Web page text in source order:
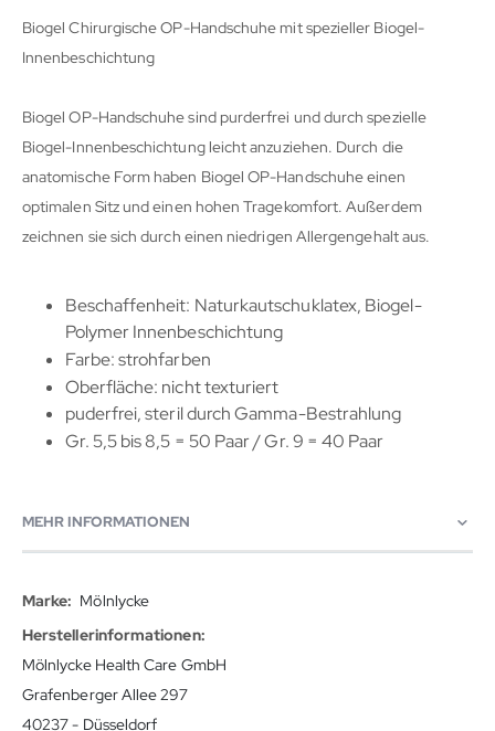
Biogel Chirurgische OP-Handschuhe mit spezieller Biogel-
Innenbeschichtung
Biogel OP-Handschuhe sind purderfrei und durch spezielle
Biogel-Innenbeschichtung leicht anzuziehen. Durch die
anatomische Form haben Biogel OP-Handschuhe einen
optimalen Sitz und einen hohen Tragekomfort. Außerdem
zeichnen sie sich durch einen niedrigen Allergengehalt aus.
Beschaffenheit: Naturkautschuklatex, Biogel-
Polymer Innenbeschichtung
Farbe: strohfarben
Oberfläche: nicht texturiert
puderfrei, steril durch Gamma-Bestrahlung
Gr. 5,5 bis 8,5 = 50 Paar / Gr. 9 = 40 Paar
MEHR INFORMATIONEN
Mehr
Informationen
Mölnlycke
Mölnlycke Health Care GmbH
Grafenberger Allee 297
40237 - Düsseldorf